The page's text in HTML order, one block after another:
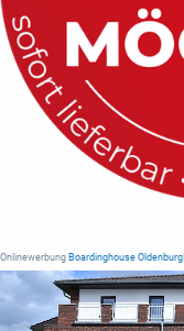
Onlinewerbung Boardinghouse Oldenburg